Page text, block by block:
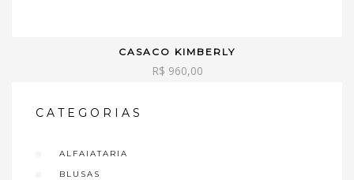
VER OPÇÕES
R$ 960,00
CASACO KIMBERLY
CATEGORIAS
ALFAIATARIA
BLUSAS